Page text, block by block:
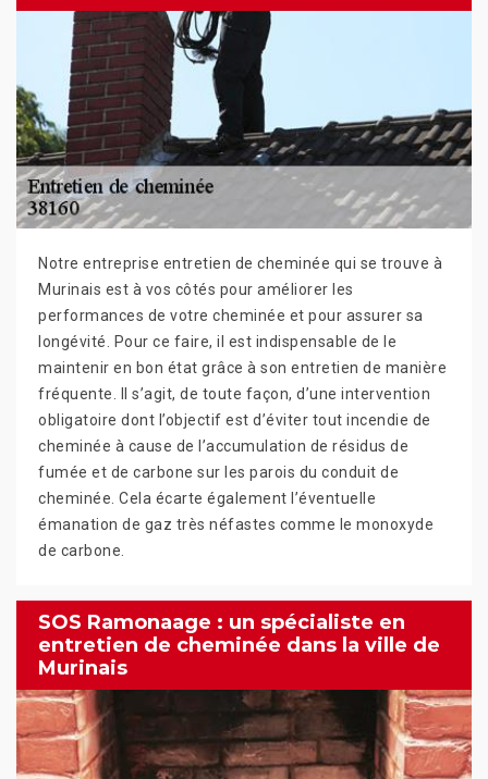
Notre entreprise entretien de cheminée qui se trouve à
Murinais est à vos côtés pour améliorer les
performances de votre cheminée et pour assurer sa
longévité. Pour ce faire, il est indispensable de le
maintenir en bon état grâce à son entretien de manière
fréquente. Il s’agit, de toute façon, d’une intervention
obligatoire dont l’objectif est d’éviter tout incendie de
cheminée à cause de l’accumulation de résidus de
fumée et de carbone sur les parois du conduit de
cheminée. Cela écarte également l’éventuelle
émanation de gaz très néfastes comme le monoxyde
de carbone.
SOS Ramonaage : un spécialiste en
entretien de cheminée dans la ville de
Murinais